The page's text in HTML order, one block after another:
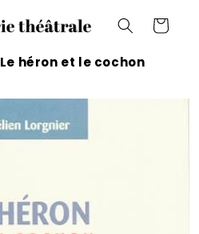
Panier
Le héron et le cochon